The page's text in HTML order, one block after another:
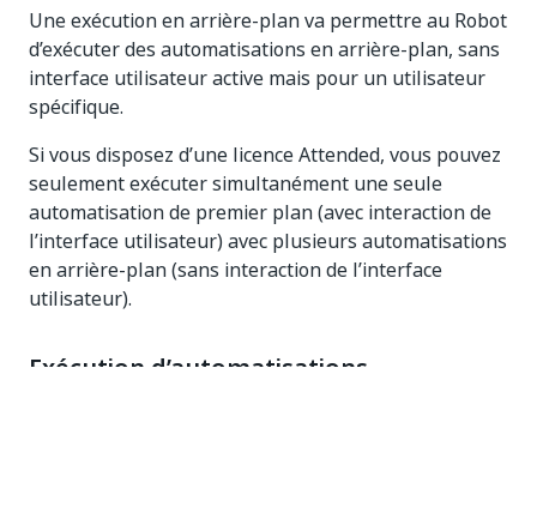
Une exécution en arrière-plan va permettre au Robot
d’exécuter des automatisations en arrière-plan, sans
interface utilisateur active mais pour un utilisateur
spécifique.
Si vous disposez d’une licence Attended, vous pouvez
seulement exécuter simultanément une seule
automatisation de premier plan (avec interaction de
l’interface utilisateur) avec plusieurs automatisations
en arrière-plan (sans interaction de l’interface
utilisateur).
Exécution d’automatisations